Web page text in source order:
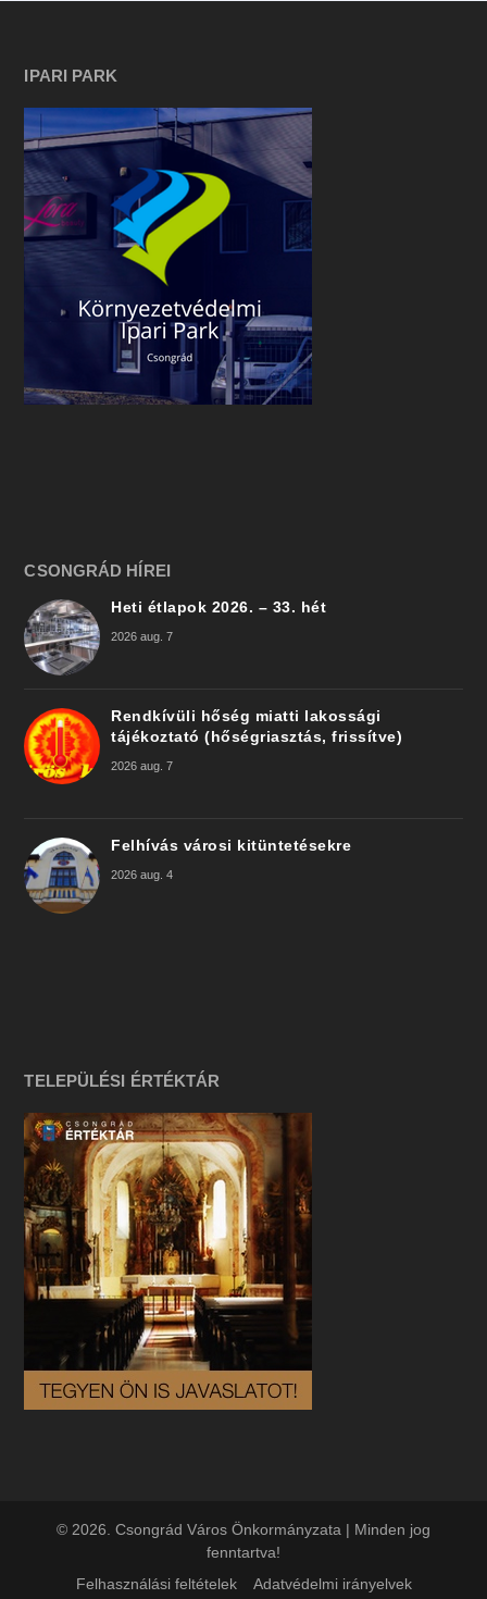
IPARI PARK
CSONGRÁD HÍREI
Heti étlapok 2026. – 33. hét
2026 aug. 7
Rendkívüli hőség miatti lakossági
tájékoztató (hőségriasztás, frissítve)
2026 aug. 7
Felhívás városi kitüntetésekre
2026 aug. 4
TELEPÜLÉSI ÉRTÉKTÁR
© 2026. Csongrád Város Önkormányzata | Minden jog
fenntartva!
Felhasználási feltételek
Adatvédelmi irányelvek